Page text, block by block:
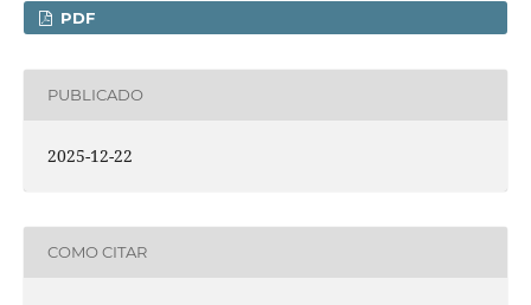
PDF
PUBLICADO
2025-12-22
COMO CITAR